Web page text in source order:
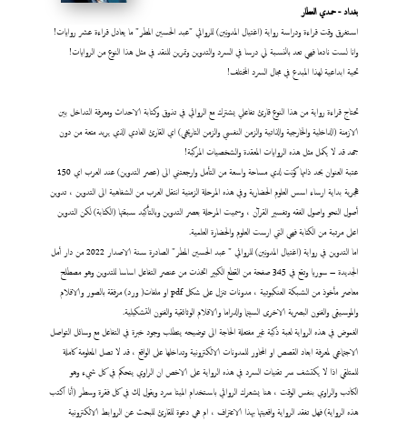
بغداد - حمدي العطار
استغرق وقت قراءة ودراسة رواية (اغتيال المدونين) للروائي "عبد الحسين المطر" ما يعادل قراءة عشر روايات!
وانا لست نادما فهي تعد بالنسبة لي درسا في السرد والتدوين وتمرين للنقد في مثل هذا النوع من الروايات!
تحية ابداعية لهذا المبدع في مجال السرد المختلف!
تحتاج قراءة رواية من هذا النوع قارئ تفاعلي يشترك مع الروائي في تذوق وكتابة الاحداث ومعرفة التداخل بين
الازمنة (الداخلية والخارجية والذاتية والزمن النفسي والزمن التاريخي) اي القارئ العادي الذي يريد متعة من دون
جهد قد لا يكمل مثل هذه الروايات المعقدة والشخصيات المركبة!
عتبة العنوان بحد ذاتها كونت لدي مساحة واسعة من التأمل وارجعتني الى (عصر التدوين) عند العرب اي 150
هجرية بداية ارساء اسس العلوم الحضارية وفي هذه المرحلة الزمنية انتقل العرب من الشفاهية الى التدوين ، تدوين
أصول النحو واصول الفقه وتفسير القرآن ، وسميت المرحلة بعصر التدوين وبالتأكيد سبقتها (الكتابة) لكن التدوين
اعلى مرتبة من الكتابة فهي التي ارست العلوم والحضارة العلمية.
اما التدوين في رواية (اغتيال المدونين) للروائي " عبد الحسين المطر" الصادرة سنة الاصدار 2022 من دار أمل
الجديدة – سوريا وتقع في 345 صفحة من القطع الكبير اتخذت من عنصر التفاعل اساسا للتدوين وهو مصطلح
معاصر مأخوذ من الشبكة العنكبوتية ، مدونات تنزل على شكل pdf او ملفات( ورد) مرفقة بالصور والافلام
والموسيقى والفنون البصرية الاخرى السينما والدراما والافلام الوثائقية والفنون التشكيلية.
الغموض في هذه الرواية لعبة ذكية غير مفتعلة الحاجة الى توضيحه يتطلب وجود خبرة في التفاعل مع وسائل التواصل
الاجتماعي لمعرفة ابعاد القصص او المحاور للمدونات الالكترونية وتداخلها على الواقع ، قد لا تصل المعلومة كاملة
للمتلقي اذا لا يكتشف سر تقنيات السرد في هذه الرواية على الاخص ان الراوي يتحكم في كل شيء وهو
الكاتب والراوي بنفس الوقت ، هنا يشعرك الروائي باستخدام الميتا سرد ويقول لك في كل فقرة وسطر (أنا اكتب
هذه الرواية) فهل تفقد الرواية واقعيتها بهذا الاعتراف ، ام هي دعوة للقارئ للبحث عن الروابط الالكترونية